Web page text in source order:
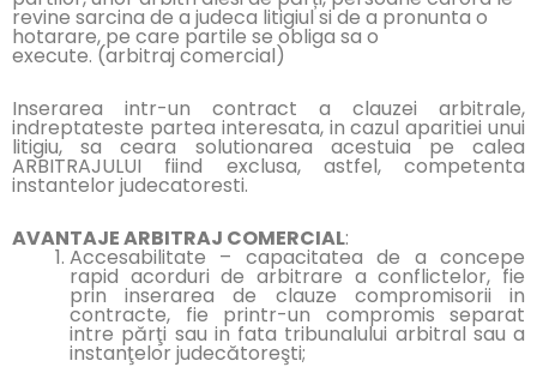
revine sarcina de a judeca litigiul si de a pronunta o
hotarare, pe care partile se obliga sa o
execute. (arbitraj comercial)
Inserarea intr-un contract a clauzei arbitrale,
indreptateste partea interesata, in cazul aparitiei unui
litigiu, sa ceara solutionarea acestuia pe calea
ARBITRAJULUI fiind exclusa, astfel, competenta
instantelor judecatoresti.
AVANTAJE ARBITRAJ COMERCIAL:
Accesabilitate – capacitatea de a concepe
rapid acorduri de arbitrare a conflictelor, fie
prin inserarea de clauze compromisorii in
contracte, fie printr-un compromis separat
intre părţi sau in fata tribunalului arbitral sau a
instanţelor judecătoreşti;